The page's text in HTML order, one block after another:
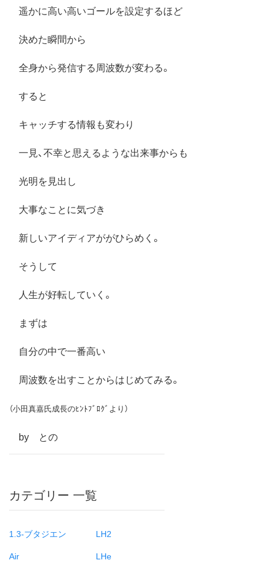
遥かに高い高いゴールを設定するほど
決めた瞬間から
全身から発信する周波数が変わる。
すると
キャッチする情報も変わり
一見、不幸と思えるような出来事からも
光明を見出し
大事なことに気づき
新しいアイディアががひらめく。
そうして
人生が好転していく。
まずは
自分の中で一番高い
周波数を出すことからはじめてみる。
（小田真嘉氏成長のﾋﾝﾄﾌﾞﾛｸﾞより）
by との
カテゴリー 一覧
1.3-ブタジエン
Air
LH2
LHe